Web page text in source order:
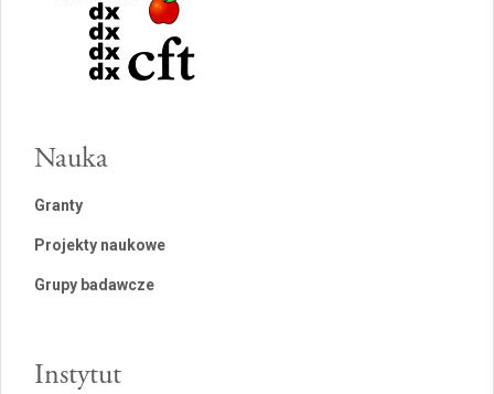
Nauka
Granty
Projekty naukowe
Grupy badawcze
Instytut